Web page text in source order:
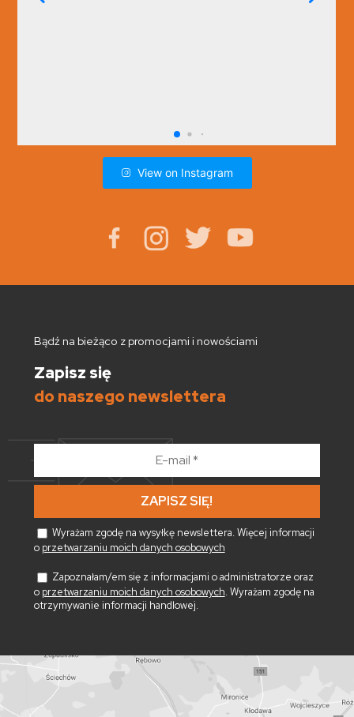
View on Instagram
Bądź na bieżąco z promocjami i nowościami
Zapisz się
do naszego newslettera
*
Wyrażam zgodę na wysyłkę newslettera. Więcej informacji
o przetwarzaniu moich danych osobowych
Zapoznałam/em się z informacjami o administratorze oraz
o przetwarzaniu moich danych osobowych. Wyrażam zgodę na
otrzymywanie informacji handlowej.